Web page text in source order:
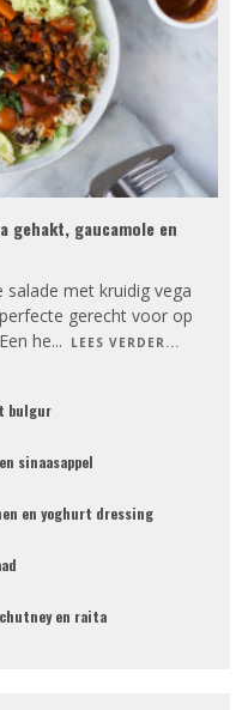
gehakt, gaucamole en
salade met kruidig vega
gerecht voor op
he... LEES VERDER...
bulgur
sinaasappel
en yoghurt dressing
en raita